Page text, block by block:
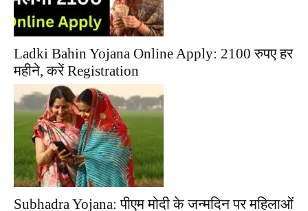
Ladki Bahin Yojana Online Apply: 2100 रुपए हर
महीने, करें Registration
Subhadra Yojana: पीएम मोदी के जन्मदिन पर महिलाओं